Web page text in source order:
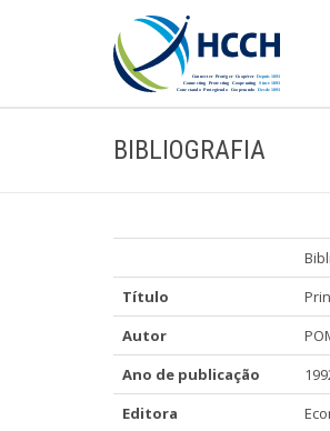
BIBLIOGRAFIA
Título
Autor
Ano de publicação
Editora